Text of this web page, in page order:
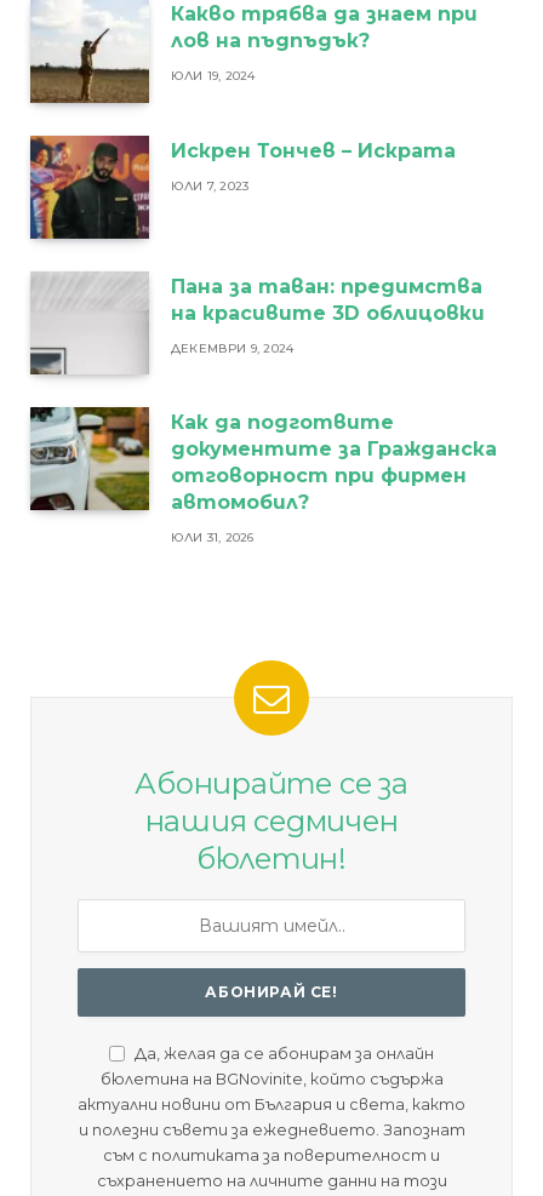
Какво трябва да знаем при
лов на пъдпъдък?
ЮЛИ 19, 2024
Искрен Тончев – Искрата
ЮЛИ 7, 2023
Пана за таван: предимства
на красивите 3D облицовки
ДЕКЕМВРИ 9, 2024
Как да подготвите
документите за Гражданска
отговорност при фирмен
автомобил?
ЮЛИ 31, 2026
Абонирайте се за
нашия седмичен
бюлетин!
Да, желая да се абонирам за онлайн
бюлетина на BGNovinite, който съдържа
актуални новини от България и света, както
и полезни съвети за ежедневието. Запознат
съм с политиката за поверителност и
съхранението на личните данни на този